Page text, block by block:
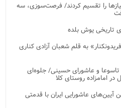
را تقسیم کردند/ فرصت‌سوزی، سه
تاریخی یوش بلده
به قلم شعبان آزادی کناری
تاسوعا و عاشورای حسینی/ جلوه‌ای
در امامزاده روستای کلا
آیین‌های عاشورایی ایران با قدمتی